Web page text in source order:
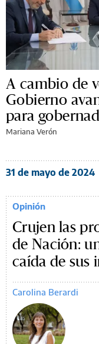
A cambio de
Gobierno
para
Mariana Verón
31 de mayo de 2024
Opinión
Crujen las
de Nación:
caída de sus
Carolina Berardi